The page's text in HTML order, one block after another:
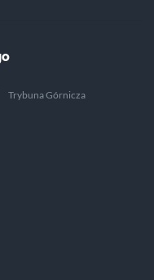
Trybuna Górnicza